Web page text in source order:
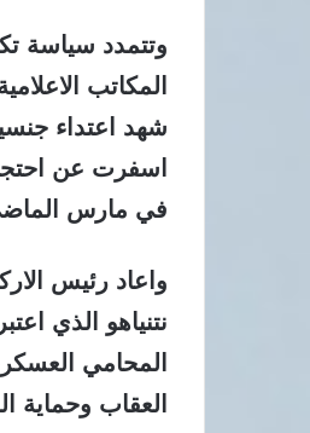
وتتمدد سياسة
المكاتب
شهد اعتداء
اسفرت عن
في مارس
واعاد رئيس
نتنياهو الذي
المحامي
العقاب وحماية